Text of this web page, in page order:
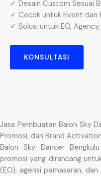
✓ Desain Custom Sesuai
✓ Cocok untuk Event dan
✓ Solusi untuk EO,
KONSULTASI
Jasa Pembuatan Balon Sky
Promosi, dan Brand Activation
Balon Sky Dancer
promosi yang dirancang
(EO), agensi pemasaran,